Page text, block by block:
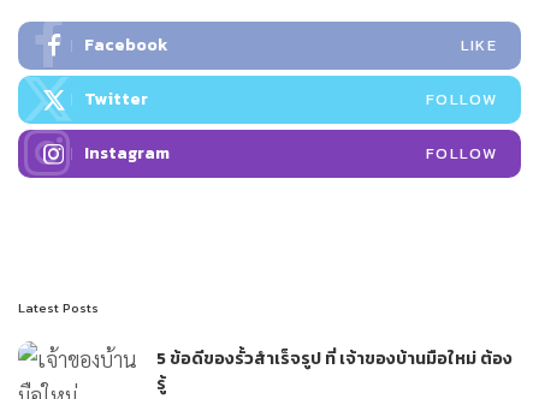
Facebook LIKE
Twitter FOLLOW
Instagram FOLLOW
Latest Posts
5 ข้อดีของรั้วสำเร็จรูป ที่ เจ้าของบ้านมือใหม่ ต้อง
รู้